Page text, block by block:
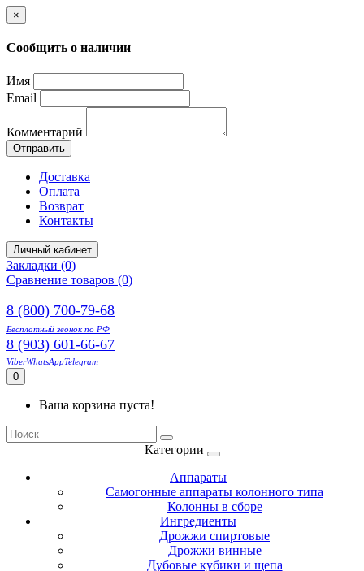
×
Сообщить о наличии
Имя
Email
Комментарий
Отправить
Доставка
Оплата
Возврат
Контакты
Личный кабинет
Закладки (0)
Сравнение товаров (0)
8 (800) 700-79-68
Бесплатный звонок по РФ
8 (903) 601-66-67
ViberWhatsAppTelegram
0
Ваша корзина пуста!
Категории
Аппараты
Самогонные аппараты колонного типа
Колонны в сборе
Ингредиенты
Дрожжи спиртовые
Дрожжи винные
Дубовые кубики и щепа